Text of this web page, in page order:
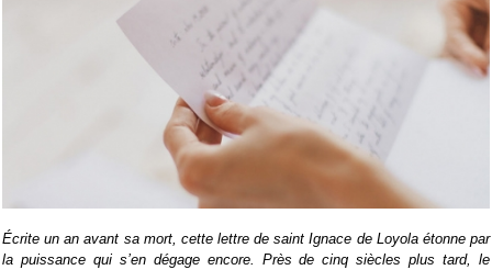
Écrite un an avant sa mort, cette lettre de saint Ignace de Loyola étonne par
la puissance qui s’en dégage encore. Près de cinq siècles plus tard, le